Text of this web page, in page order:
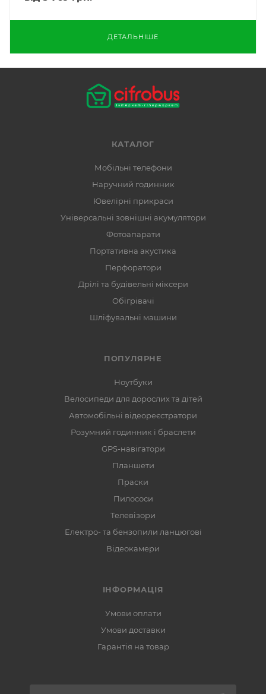
ДЕТАЛЬНІШЕ
КАТАЛОГ
Мобільні телефони
Наручний годинник
Ювелірні прикраси
Універсальні зовнішні акумулятори
Фотоапарати
Портативна акустика
Перфоратори
Дрілі та будівельні міксери
Обігрівачі
Шліфувальні машини
ПОПУЛЯРНЕ
Ноутбуки
Велосипеди для дорослих та дітей
Автомобільні відеореєстратори
Розумний годинник і браслети
GPS-навігатори
Планшети
Праски
Пилососи
Телевізори
Електро- та бензопили ланцюгові
Відеокамери
ІНФОРМАЦІЯ
Умови оплати
Умови доставки
Гарантія на товар